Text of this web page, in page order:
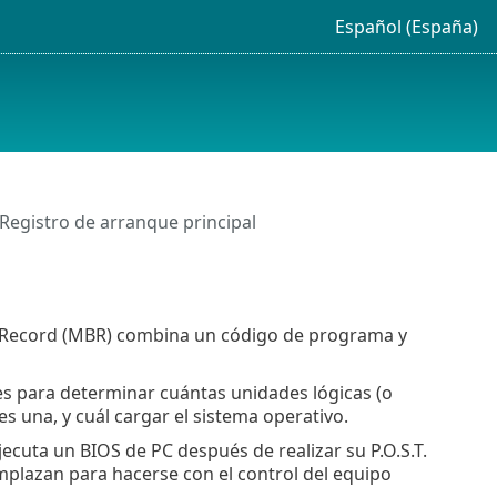
Español (España)
de arranque principal
(MBR) combina un código de programa y
para determinar cuántas unidades lógicas (o
una, y cuál cargar el sistema operativo.
un BIOS de PC después de realizar su P.O.S.T.
para hacerse con el control del equipo